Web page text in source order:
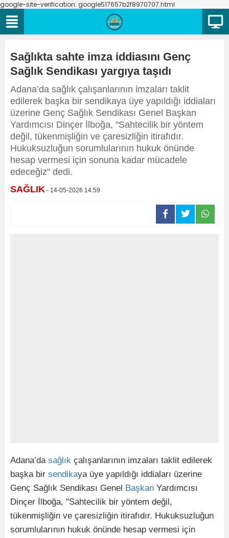
google-site-verification: google517657b2f8970707.html
Sağlıkta sahte imza iddiasını Genç
Sağlık Sendikası yargıya taşıdı
Adana’da sağlık çalışanlarının imzaları taklit
edilerek başka bir sendikaya üye yapıldığı iddiaları
üzerine Genç Sağlık Sendikası Genel Başkan
Yardımcısı Dinçer İlboğa, "Sahtecilik bir yöntem
değil, tükenmişliğin ve çaresizliğin itirafıdır.
Hukuksuzluğun sorumlularının hukuk önünde
hesap vermesi için sonuna kadar mücadele
edeceğiz" dedi.
SAĞLIK - 14-05-2026 14:59
Adana’da sağlık çalışanlarının imzaları taklit edilerek
başka bir sendikaya üye yapıldığı iddiaları üzerine
Genç Sağlık Sendikası Genel Başkan Yardımcısı
Dinçer İlboğa, "Sahtecilik bir yöntem değil,
tükenmişliğin ve çaresizliğin itirafıdır. Hukuksuzluğun
sorumlularının hukuk önünde hesap vermesi için